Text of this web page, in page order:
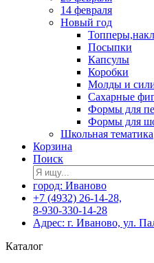
14 февраля
Новый год
Посыпки
Капсулы
Коробки
Молды и
Сахарные
Формы для
Формы для
Школьная тематика
Корзина
Поиск
город: Иваново
+7 (4932) 26-14-28,
8-930-330-14-28
Адрес: г. Иваново, ул.
Каталог